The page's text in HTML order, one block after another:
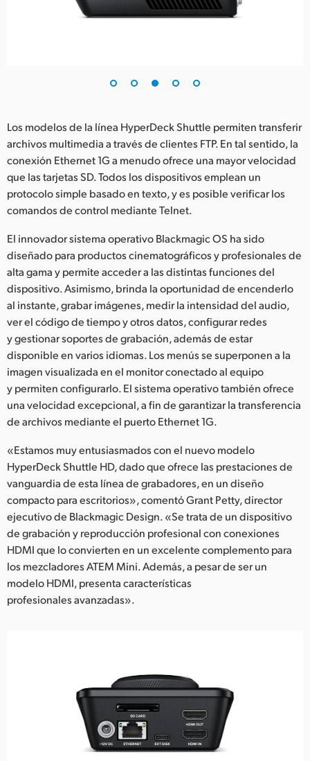
Los modelos de la línea HyperDeck Shuttle permiten transferir
archivos multimedia a través de clientes FTP. En tal sentido, la
conexión Ethernet 1G a menudo ofrece una mayor velocidad
que las tarjetas SD. Todos los dispositivos emplean un
protocolo simple basado en texto, y es posible verificar los
comandos de control mediante Telnet.
El innovador sistema operativo Blackmagic OS ha sido
diseñado para productos cinematográficos y profesionales de
alta gama y permite acceder a las distintas funciones del
dispositivo. Asimismo, brinda la oportunidad de encenderlo
al instante, grabar imágenes, medir la intensidad del audio,
ver el código de tiempo y otros datos, configurar redes
y gestionar soportes de grabación, además de estar
disponible en varios idiomas. Los menús se superponen a la
imagen visualizada en el monitor conectado al equipo
y permiten configurarlo. El sistema operativo también ofrece
una velocidad excepcional, a fin de garantizar la transferencia
de archivos mediante el puerto Ethernet 1G.
«Estamos muy entusiasmados con el nuevo modelo
HyperDeck Shuttle HD, dado que ofrece las prestaciones de
vanguardia de esta línea de grabadores, en un diseño
compacto para escritorios», comentó Grant Petty, director
ejecutivo de Blackmagic Design. «Se trata de un dispositivo
de grabación y reproducción profesional con conexiones
HDMI que lo convierten en un excelente complemento para
los mezcladores ATEM Mini. Además, a pesar de ser un
modelo HDMI, presenta características
profesionales avanzadas».